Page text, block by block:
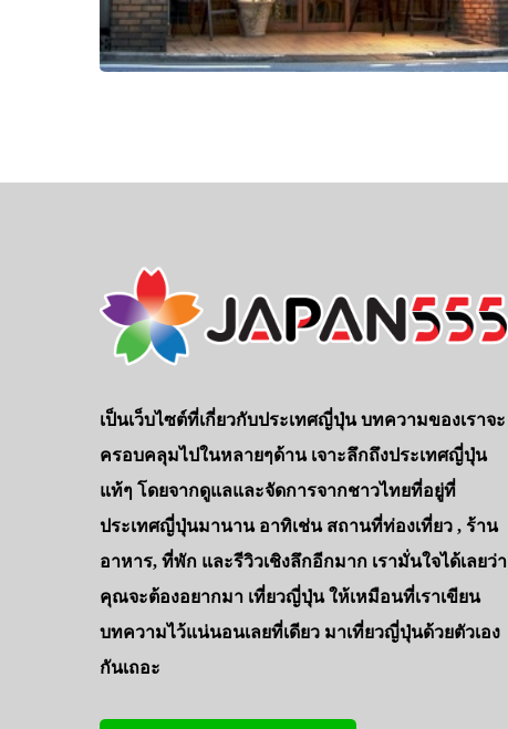
เป็นเว็บไซต์ที่เกี่ยวกับประเทศญี่ปุ่น บทความของเราจะ
ครอบคลุมไปในหลายๆด้าน เจาะลึกถึงประเทศญี่ปุ่น
แท้ๆ โดยจากดูแลและจัดการจากชาวไทยที่อยู่ที่
ประเทศญี่ปุ่นมานาน อาทิเช่น สถานที่ท่องเที่ยว , ร้าน
อาหาร, ที่พัก และรีวิวเชิงลึกอีกมาก เรามั่นใจได้เลยว่า
คุณจะต้องอยากมา เที่ยวญี่ปุ่น ให้เหมือนที่เราเขียน
บทความไว้แน่นอนเลยที่เดียว มาเที่ยวญี่ปุ่นด้วยตัวเอง
กันเถอะ